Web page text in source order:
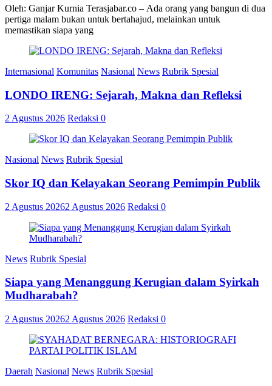
Oleh: Ganjar Kurnia Terasjabar.co – Ada orang yang bangun di dua
pertiga malam bukan untuk bertahajud, melainkan untuk
memastikan siapa yang
Internasional Komunitas Nasional News Rubrik Spesial
LONDO IRENG: Sejarah, Makna dan Refleksi
2 Agustus 2026 Redaksi 0
Nasional News Rubrik Spesial
Skor IQ dan Kelayakan Seorang Pemimpin Publik
2 Agustus 20262 Agustus 2026 Redaksi 0
News Rubrik Spesial
Siapa yang Menanggung Kerugian dalam Syirkah
Mudharabah?
2 Agustus 20262 Agustus 2026 Redaksi 0
Daerah Nasional News Rubrik Spesial